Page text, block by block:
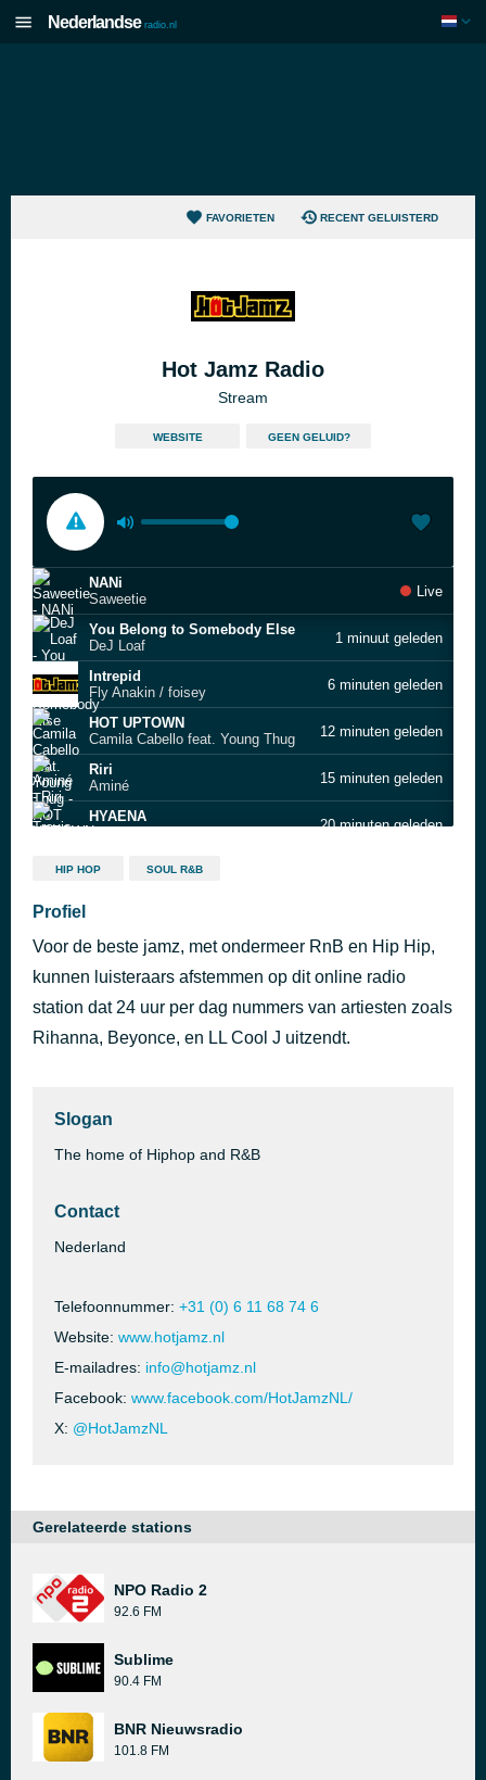
Nederlandse radio.nl
FAVORIETEN RECENT GELUISTERD
Hot Jamz Radio
Stream
WEBSITE GEEN GELUID?
NANi
Saweetie
Live
You Belong to Somebody Else
DeJ Loaf
1 minuut geleden
Intrepid
Fly Anakin / foisey
6 minuten geleden
HOT UPTOWN
Camila Cabello feat. Young Thug
12 minuten geleden
Riri
Aminé
15 minuten geleden
HYAENA
20 minuten geleden
Hold Me
Want to Want Me
Jason Derulo
The Tide Is High
40 minuten geleden
HIP HOP SOUL R&B
Profiel
Voor de beste jamz, met ondermeer RnB en Hip Hip,
kunnen luisteraars afstemmen op dit online radio
station dat 24 uur per dag nummers van artiesten zoals
Rihanna, Beyonce, en LL Cool J uitzendt.
Slogan
The home of Hiphop and R&B
Contact
Nederland
Telefoonnummer: +31 (0) 6 11 68 74 6
Website: www.hotjamz.nl
E-mailadres: info@hotjamz.nl
Facebook: www.facebook.com/HotJamzNL/
X: @HotJamzNL
Gerelateerde stations
NPO Radio 2
92.6 FM
Sublime
90.4 FM
BNR Nieuwsradio
101.8 FM